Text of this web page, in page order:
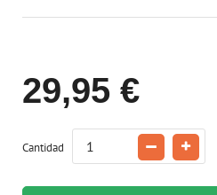
29,95 €
Cantidad